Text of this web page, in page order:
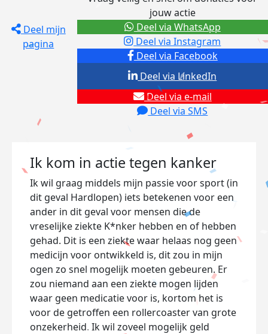
Deel mijn
pagina
jouw actie
Deel via Facebook
Deel via Instagram
Deel via e-mail
Deel via SMS
Deel via LinkedIn
Deel via WhatsApp
Ik kom in actie tegen kanker
Ik wil graag middels mijn passie voor sport (in
dit geval Hardlopen) iets betekenen voor een
ander in dit geval voor mensen die de
vreselijke ziekte K*nker hebben en of hebben
gehad. Dit is een ziekte waar helaas nog geen
medicijn voor ontwikkeld is, dit zou in mijn
ogen zo snel mogelijk moeten gebeuren. Er
zou niemand aan een ziekte mogen lijden
waar geen medicatie voor is, kortom het is
voor de getroffen een rollercoaster van grote
onzekerheid. Ik wil zoveel mogelijk geld